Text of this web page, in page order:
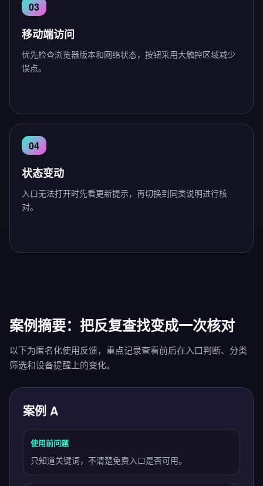
移动端访问
优先检查浏览器版本和网络状态，按钮采用大触控区域减少
误点。
状态变动
入口无法打开时先看更新提示，再切换到同类说明进行核
对。
案例摘要：把反复查找变成一次核对
以下为匿名化使用反馈，重点记录查看前后在入口判断、分类
筛选和设备提醒上的变化。
案例 A
使用前问题
只知道关键词，不清楚免费入口是否可用。